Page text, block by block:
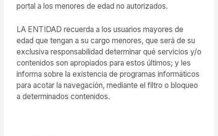
portal a los menores de edad no autorizados.
LA ENTIDAD recuerda a los usuarios mayores de
edad que tengan a su cargo menores, que será de su
exclusiva responsabilidad determinar qué servicios y/o
contenidos son apropiados para estos últimos; y les
informa sobre la existencia de programas informáticos
para acotar la navegación, mediante el filtro o bloqueo
a determinados contenidos.